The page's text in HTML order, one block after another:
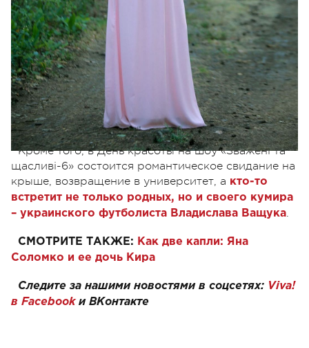
За 12 недель на шоу она похудела на 40 кг
Кроме того, в День красоты на шоу «Зважені та
щасливі-6» состоится романтическое свидание на
крыше, возвращение в университет, а кто-то
встретит не только родных, но и своего кумира
– украинского футболиста Владислава Ващука.
СМОТРИТЕ ТАКЖЕ: Как две капли: Яна
Соломко и ее дочь Кира
Следите за нашими новостями в соцсетях: Viva!
в Facebookи ВКонтакте